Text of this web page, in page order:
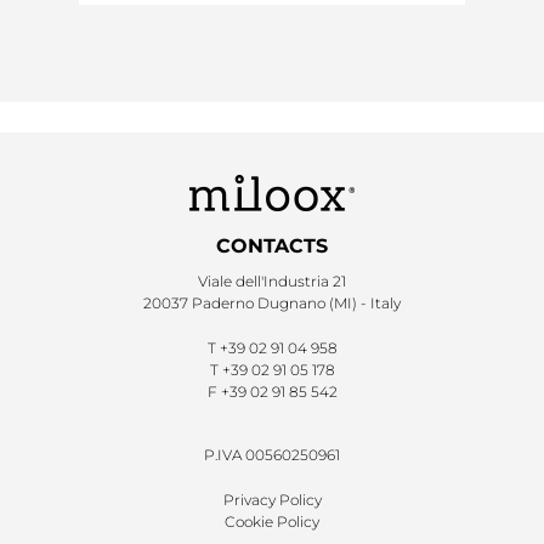
CONTACTS
Viale dell'Industria 21
20037 Paderno Dugnano (MI) - Italy
T +39 02 91 04 958
T +39 02 91 05 178
F +39 02 91 85 542
P.IVA 00560250961
Privacy Policy
Cookie Policy